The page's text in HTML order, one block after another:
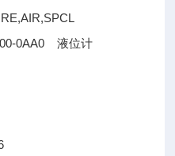
0AA0液位计